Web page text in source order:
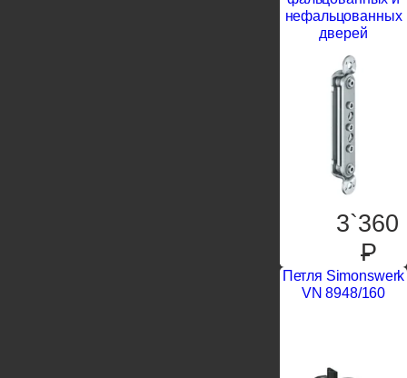
нефальцованных
дверей
3`360
P
Петля Simonswerk
VN 8948/160